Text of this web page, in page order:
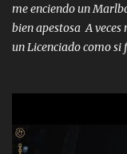
me enciendo un
bien apestosa A
un Licenciado como si
corriente no quieren
A veces me pongo un